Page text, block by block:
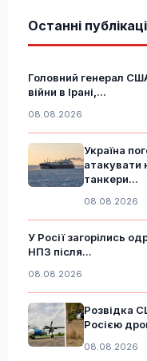
Останні
Головний генерал
війни в Ірані,...
08.08.2026
Україна
атакувати
танкери...
08.08.2026
У Росії загорілись
НПЗ після...
08.08.2026
Розвідка
Росією
08.08.2026